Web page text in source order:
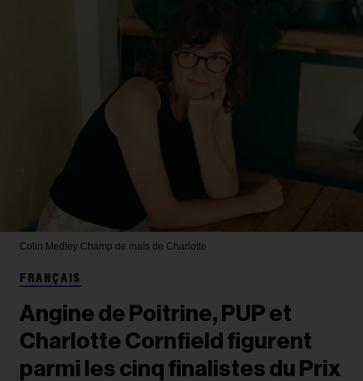
Colin Medley Champ de maïs de Charlotte
FRANÇAIS
Angine de Poitrine, PUP et
Charlotte Cornfield figurent
parmi les cinq finalistes du Prix